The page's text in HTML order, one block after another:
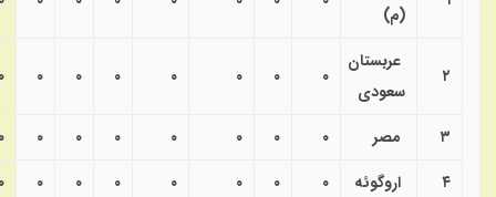
(م)
۲
عربستان
سعودی
۰ ۰ ۰ ۰ ۰ ۰ ۰
۳ مصر ۰ ۰ ۰ ۰ ۰ ۰ ۰
۴
اروگوئه ۰ ۰ ۰ ۰ ۰ ۰ ۰